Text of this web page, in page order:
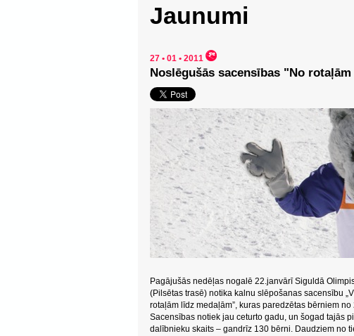
Jaunumi
27 • 01 • 2011
Noslēgušās sacensības "No
Pagājušās nedēļas nogalē 22.janvārī Siguldā
(Pilsētas trasē) notika kalnu slēpošanas sacensību
rotaļām līdz medaļām”, kuras paredzētas bērniem
Sacensības notiek jau ceturto gadu, un šogad tajās
dalībnieku skaits – gandrīz 130 bērni. Daudziem no